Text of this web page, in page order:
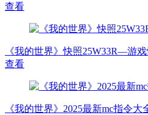
查看
《我的世界》快照25W33R—游
查看
《我的世界》2025最新mc指令大